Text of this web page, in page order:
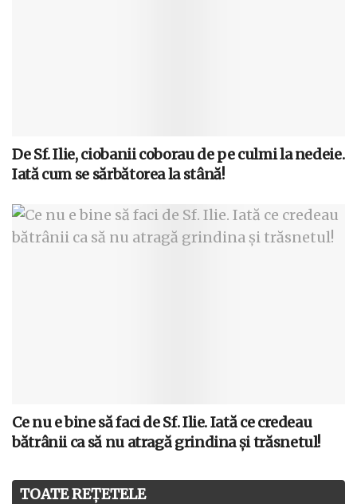
De Sf. Ilie, ciobanii coborau de pe culmi la nedeie.
Iată cum se sărbătorea la stână!
Ce nu e bine să faci de Sf. Ilie. Iată ce credeau
bătrânii ca să nu atragă grindina și trăsnetul!
TOATE REȚETELE